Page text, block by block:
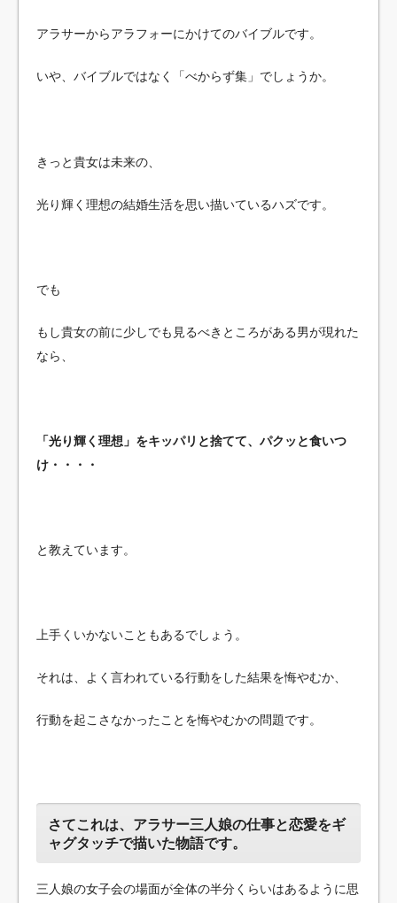
アラサーからアラフォーにかけてのバイブルです。
いや、バイブルではなく「べからず集」でしょうか。
きっと貴女は未来の、
光り輝く理想の結婚生活を思い描いているハズです。
でも
もし貴女の前に少しでも見るべきところがある男が現れた
なら、
「光り輝く理想」をキッパリと捨てて、パクッと食いつ
け・・・・
と教えています。
上手くいかないこともあるでしょう。
それは、よく言われている行動をした結果を悔やむか、
行動を起こさなかったことを悔やむかの問題です。
さてこれは、アラサー三人娘の仕事と恋愛をギ
ャグタッチで描いた物語です。
三人娘の女子会の場面が全体の半分くらいはあるように思